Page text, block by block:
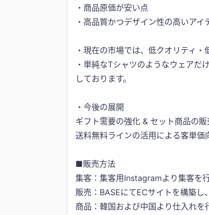
・商品原価が安い点
・高品質かつデザイン性の高いア
・現在の市場では、低クオリティ
・単純なTシャツのようなウェアだ
しております。
・今後の展開
ギフト需要の強化 & セット商品の
送料無料ラインの活用による客単価
■販売方法
集客：集客用Instagramより集客を
販売：BASEにてECサイトを構築し
商品：韓国および中国より仕入れを